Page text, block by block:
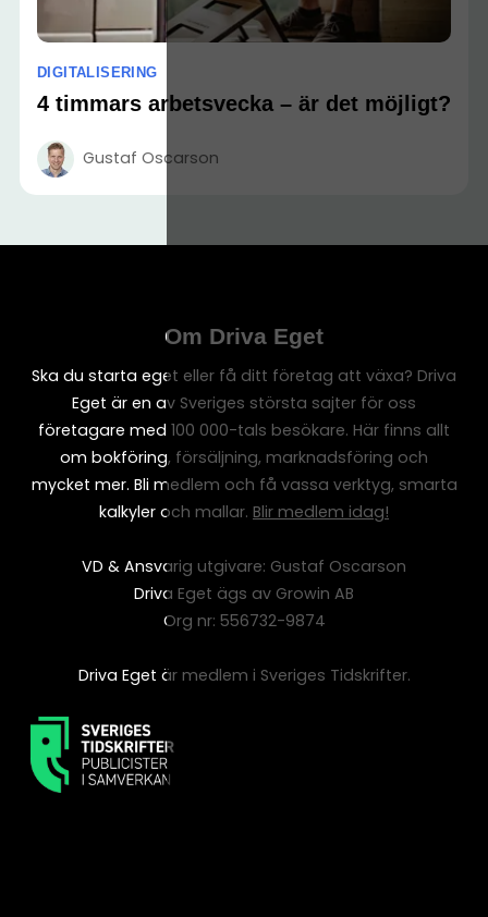
DIGITALISERING
4 timmars arbetsvecka – är det möjligt?
Gustaf Oscarson
Om Driva Eget
Ska du starta eget eller få ditt företag att växa? Driva
Eget är en av Sveriges största sajter för oss
företagare med 100 000-tals besökare. Här finns allt
om bokföring, försäljning, marknadsföring och
mycket mer. Bli medlem och få vassa verktyg, smarta
kalkyler och mallar. Blir medlem idag!
VD & Ansvarig utgivare: Gustaf Oscarson
Driva Eget ägs av Growin AB
Org nr: 556732-9874
Driva Eget är medlem i Sveriges Tidskrifter.